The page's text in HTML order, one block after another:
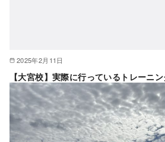
2025年2月11日
【大宮校】実際に行っているトレーニ